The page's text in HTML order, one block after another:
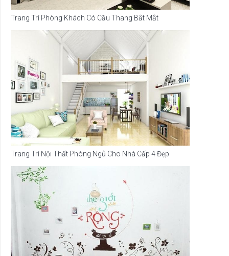
Trang Trí Phòng Khách Có Cầu Thang Bắt Mắt
Trang Trí Nội Thất Phòng Ngủ Cho Nhà Cấp 4 Đẹp